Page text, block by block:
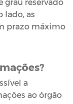
lado, as
prazo máximo
a
ao órgão